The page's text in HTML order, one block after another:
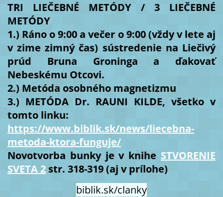
TRI LIEČEBNÉ METÓDY / 3 LIEČEBNÉ
METÓDY
1.) Ráno o 9:00 a večer o 9:00 (vždy v lete aj
v zime zimný čas) sústredenie na Liečivý
prúd Bruna Groninga a ďakovať
Nebeskému Otcovi.
2.) Metóda osobného magnetizmu
3.) METÓDA Dr. RAUNI KILDE, všetko v
tomto linku:
https://www.biblik.sk/news/liecebna-
metoda-ktora-funguje/
Novotvorba bunky je v knihe STVORENIE
SVETA 2str. 318-319 (aj v prílohe)
biblik.sk/clanky